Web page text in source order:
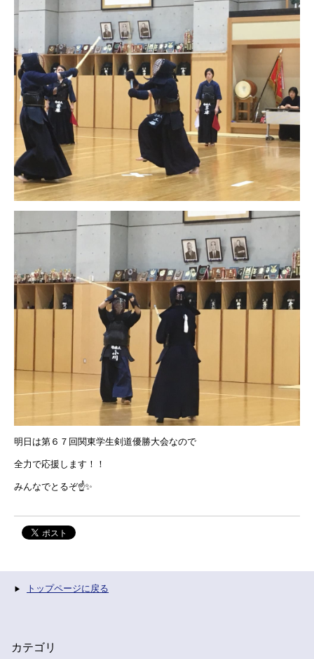
明日は第６７回関東学生剣道優勝大会なので
全力で応援します！！
みんなでとるぞ☝️✨
トップページに戻る
カテゴリ